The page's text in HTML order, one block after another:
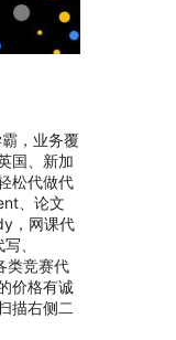
，业务覆
国、新加
松代做代
、论文
，网课代
、
类竞赛代
价格有诚
描右侧二